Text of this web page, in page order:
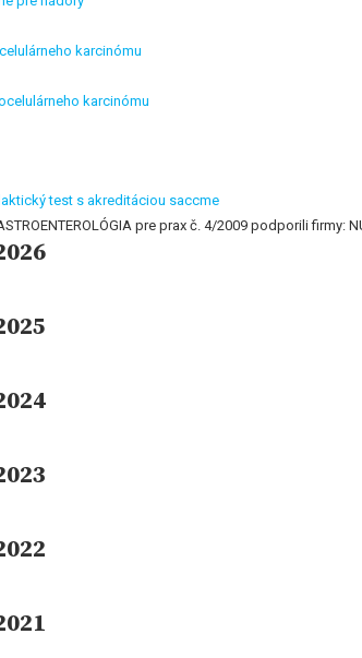
karcinómu
karcinómu
test s akreditáciou saccme
pre prax č. 4/2009 podporili firmy: